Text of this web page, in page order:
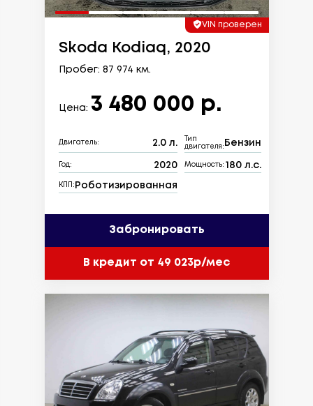
VIN проверен
Skoda Kodiaq, 2020
Пробег: 87 974 км.
Цена: 3 480 000 р.
Двигатель: 2.0 л.
Тип
двигателя: Бензин
Год: 2020 Мощность: 180 л.с.
КПП: Роботизированная
Забронировать
В кредит от 49 023р/мес